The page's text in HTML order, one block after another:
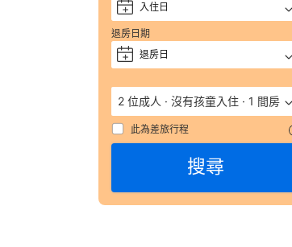
+ 入住日
退房日期
+ 退房日
2 位成人 · 沒有孩童入住 · 1 間房
此為差旅行程
搜尋